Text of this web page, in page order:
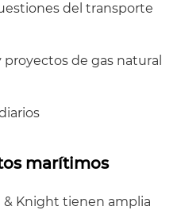
del transporte
de gas natural
marítimos
& Knight tienen amplia